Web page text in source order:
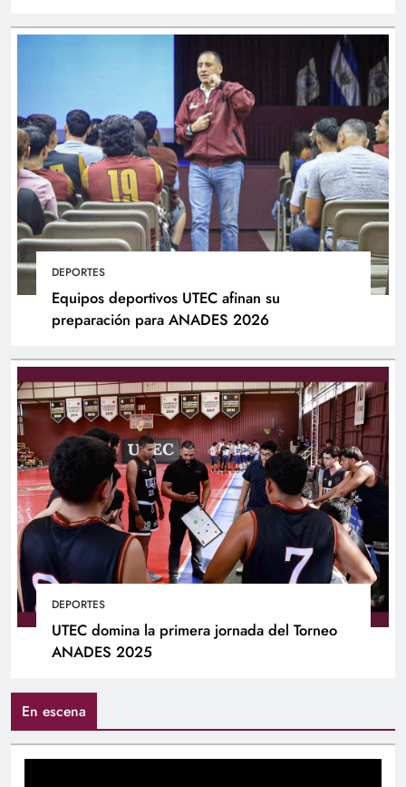
DEPORTES
Equipos deportivos UTEC afinan su
preparación para ANADES 2026
DEPORTES
UTEC domina la primera jornada del Torneo
ANADES 2025
En escena